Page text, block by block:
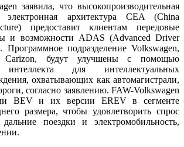
заявила, что высокопроизводительная
электронная архитектура CEA (China
предоставит клиентам передовые
и возможности ADAS (Advanced Driver
Программное подразделение Volkswagen,
будут улучшены с помощью
интеллекта для интеллектуальных
охватывающих как автомагистрали,
согласно заявлению. FAW-Volkswagen
BEV и их версии EREV в сегменте
размера, чтобы удовлетворить спрос
поездки и электромобильность,